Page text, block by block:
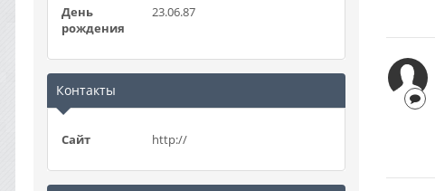
День
рождения
23.06.87
Контакты
Сайт http://